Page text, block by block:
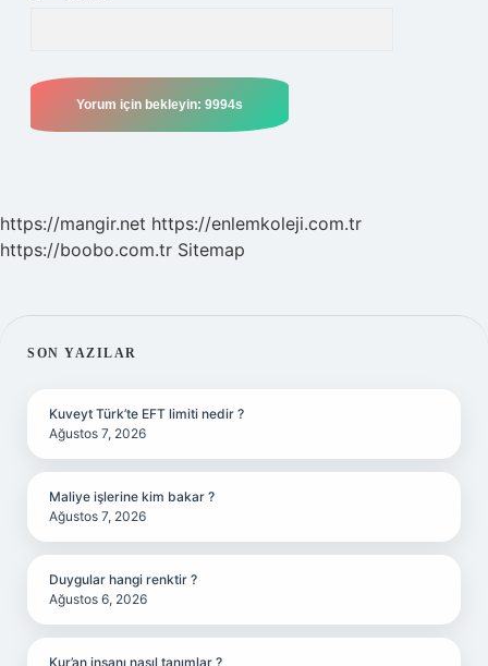
https://mangir.net https://enlemkoleji.com.tr
https://boobo.com.tr Sitemap
SIDEBAR
SON YAZILAR
Kuveyt Türk’te EFT limiti nedir ?
Ağustos 7, 2026
Maliye işlerine kim bakar ?
Ağustos 7, 2026
Duygular hangi renktir ?
Ağustos 6, 2026
Kur’an insanı nasıl tanımlar ?